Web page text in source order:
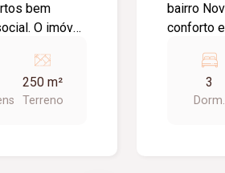
bem
O imóvel
cozinha com
ainda
250 m²
Terreno
bairro
conforto
closet e
social,
3
Dorm.